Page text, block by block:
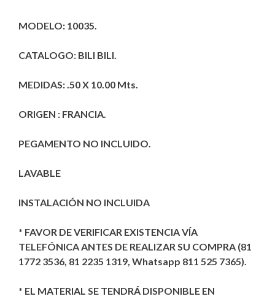
$2,100.00.
MODELO: 10035.
CATALOGO: BILI BILI.
MEDIDAS: .50 X 10.00 Mts.
ORIGEN : FRANCIA.
PEGAMENTO NO INCLUIDO.
LAVABLE
INSTALACIÓN NO INCLUIDA
* FAVOR DE VERIFICAR EXISTENCIA VÍA
TELEFÓNICA ANTES DE REALIZAR SU COMPRA (81
1772 3536, 81 2235 1319, Whatsapp 811 525 7365).
* EL MATERIAL SE TENDRÁ DISPONIBLE EN